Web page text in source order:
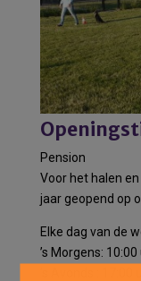
Pension
Voor het halen
jaar geopend op
Elke dag van de
’s Morgens: